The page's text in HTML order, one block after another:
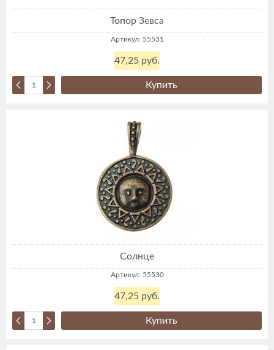
Топор Зевса
Артикул: 55531
47,25 руб.
Купить
Солнце
Артикул: 55530
47,25 руб.
Купить